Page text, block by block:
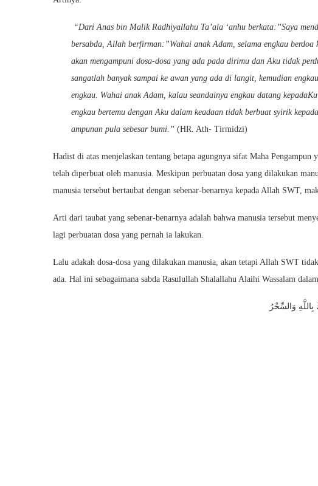
“Dari Anas bin Malik Radhiyallahu Ta’ala ‘anhu berkata:”Saya
bersabda, Allah berfirman:”Wahai anak Adam, selama engkau
akan mengampuni dosa-dosa yang ada pada dirimu dan Aku tidak
sangatlah banyak sampai ke awan yang ada di langit, kemudian
engkau. Wahai anak Adam, kalau seandainya engkau datang
engkau bertemu dengan Aku dalam keadaan tidak berbuat syirik
ampunan pula sebesar bumi.” (HR. Ath- Tirmidzi)
Hadist di atas menjelaskan tentang betapa agungnya sifat Maha
telah diperbuat oleh manusia. Meskipun perbuatan dosa yang dilakukan
manusia tersebut bertaubat dengan sebenar-benarnya kepada Allah SWT,
Arti dari taubat yang sebenar-benarnya adalah bahwa manusia tersebut
lagi perbuatan dosa yang pernah ia lakukan.
Lalu adakah dosa-dosa yang dilakukan manusia, akan tetapi Allah SWT
ada. Hal ini sebagaimana sabda Rasulullah Shalallahu Alaihi Wassalam
بِاللَّهِ وَالسِّحْرُ